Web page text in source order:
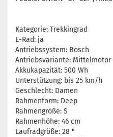
Kategorie: Trekkingrad
E-Rad: ja
Antriebssystem: Bosch
Antriebsvariante: Mittelmotor
Akkukapazität: 500 Wh
Unterstützung: bis 25 km/h
Geschlecht: Damen
Rahmenform: Deep
Rahmengröße: S
Rahmenhöhe: 46 cm
Laufradgröße: 28 "